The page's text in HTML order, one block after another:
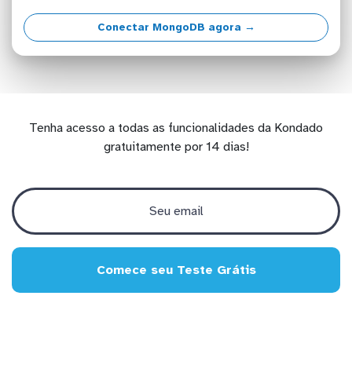
Conectar MongoDB agora →
Tenha acesso a todas as funcionalidades da Kondado
gratuitamente por 14 dias!
Comece seu Teste Grátis